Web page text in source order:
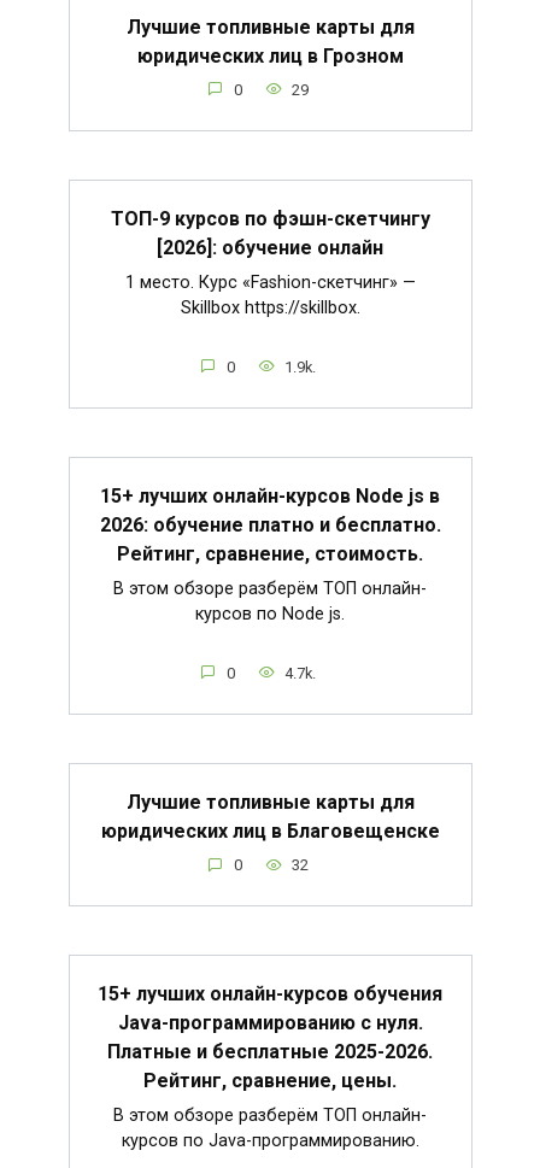
Лучшие топливные карты для
юридических лиц в Грозном
0 29
ТОП-9 курсов по фэшн-скетчингу
[2026]: обучение онлайн
1 место. Курс «Fashion-скетчинг» —
Skillbox https://skillbox.
0 1.9k.
15+ лучших онлайн-курсов Node js в
2026: обучение платно и бесплатно.
Рейтинг, сравнение, стоимость.
В этом обзоре разберём ТОП онлайн-
курсов по Node js.
0 4.7k.
Лучшие топливные карты для
юридических лиц в Благовещенске
0 32
15+ лучших онлайн-курсов обучения
Java-программированию с нуля.
Платные и бесплатные 2025-2026.
Рейтинг, сравнение, цены.
В этом обзоре разберём ТОП онлайн-
курсов по Java-программированию.